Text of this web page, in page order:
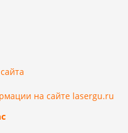
на сайте lasergu.ru